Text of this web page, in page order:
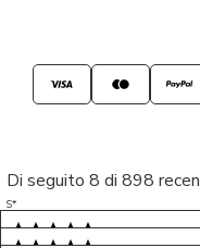
Di seguito 8 di 898
S*
LP
M*